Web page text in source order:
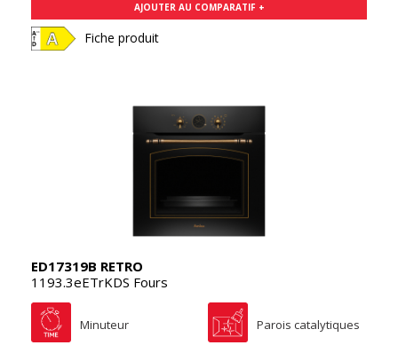
AJOUTER AU COMPARATIF +
Fiche produit
ED17319B RETRO
1193.3eETrKDS Fours
Minuteur Parois catalytiques